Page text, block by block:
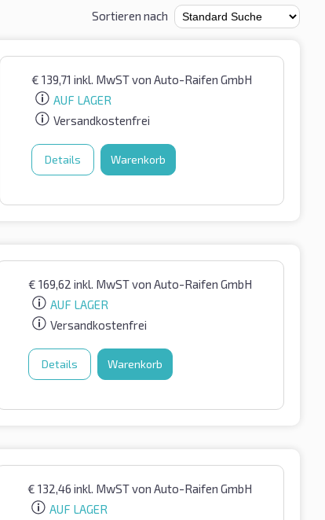
Sortieren nach
€ 139,71 inkl. MwSTvon Auto-Raifen GmbH
AUF LAGER
Versandkostenfrei
Details Warenkorb
€ 169,62 inkl. MwSTvon Auto-Raifen GmbH
AUF LAGER
Versandkostenfrei
Details Warenkorb
€ 132,46 inkl. MwSTvon Auto-Raifen GmbH
AUF LAGER